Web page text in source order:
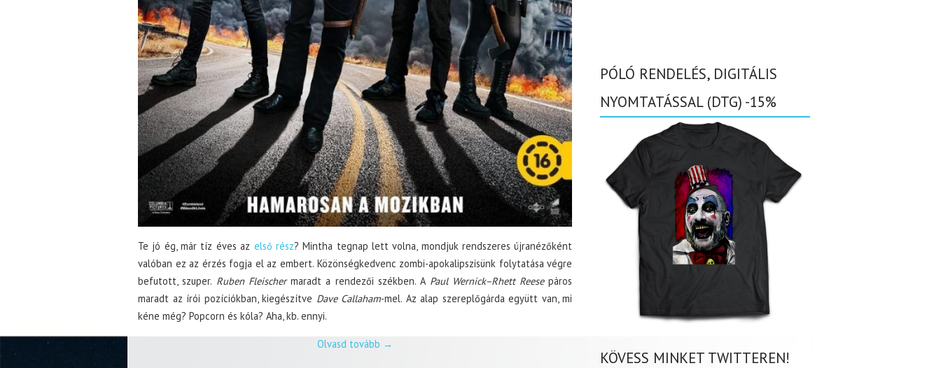
Te jó ég, már tíz éves az első rész? Mintha tegnap lett volna, mondjuk rendszeres újranézőként
valóban ez az érzés fogja el az embert. Közönségkedvenc zombi-apokalipszisünk folytatása végre
befutott, szuper. Ruben Fleischermaradt a rendezői székben. A Paul Wernick–Rhett Reesepáros
maradt az írói pozíciókban, kiegészítve Dave Callaham-mel. Az alap szereplőgárda együtt van, mi
kéne még? Popcorn és kóla? Aha, kb. ennyi.
Olvasd tovább →
PÓLÓ RENDELÉS, DIGITÁLIS
NYOMTATÁSSAL (DTG) -15%
KÖVESS MINKET TWITTEREN!